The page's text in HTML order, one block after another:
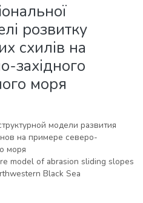
розвитку
схилів на
західного
моря
модели развития
на примере северо-
моря
model of abrasion sliding slopes
Black Seа